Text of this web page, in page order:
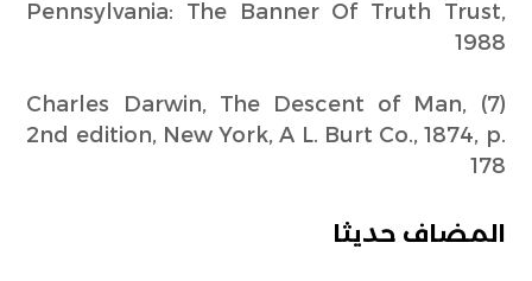
Pennsylvania: The Banner Of Truth Trust,
1988
(7) Charles Darwin, The Descent of Man,
2nd edition, New York, A L. Burt Co., 1874, p.
178
المضاف حديثا